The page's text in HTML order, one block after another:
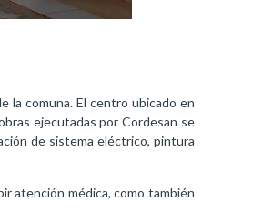
la comuna. El centro ubicado en
ejecutadas por Cordesan se
de sistema eléctrico, pintura
atención médica, como también